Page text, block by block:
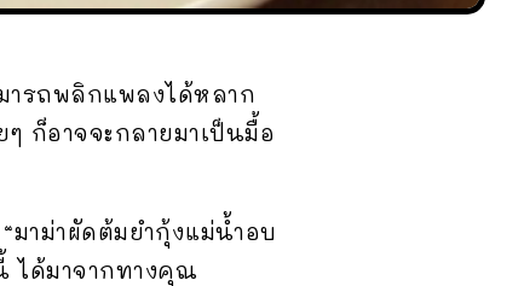
ารถพลิกแพลงได้หลาก
ก็อาจจะกลายมาเป็นมื้อ
มาม่าผัดต้มยำกุ้งแม่น้ำอบ
ได้มาจากทางคุณ